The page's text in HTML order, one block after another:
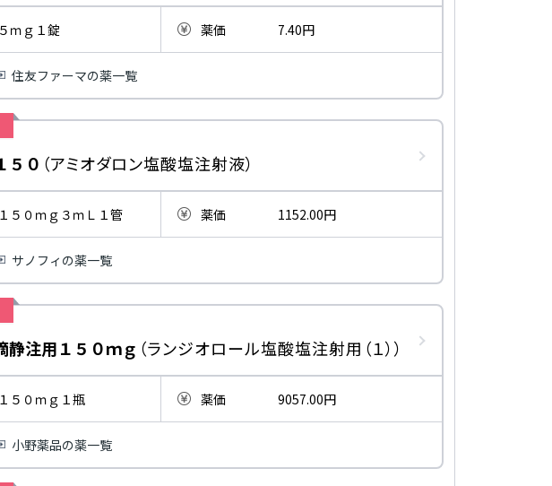
５ｍｇ１錠 薬価 7.40円
住友ファーマの薬一覧
５０ （アミオダロン塩酸塩注射液）
１５０ｍｇ３ｍＬ１管 薬価 1152.00円
サノフィの薬一覧
静注用１５０ｍｇ （ランジオロール塩酸塩注射用（１））
１５０ｍｇ１瓶 薬価 9057.00円
小野薬品の薬一覧